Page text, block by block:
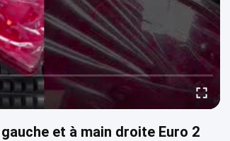
et à main droite Euro 2